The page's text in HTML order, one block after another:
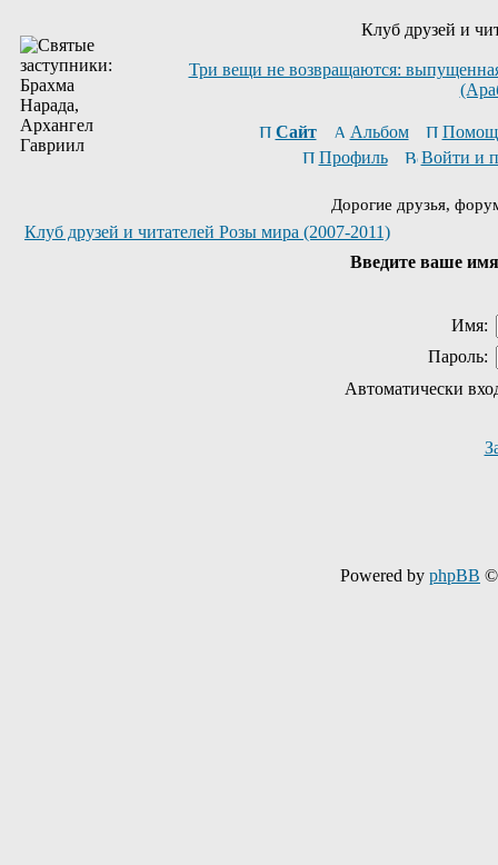
Клуб друзей и
Три вещи не возвращаются:
Сайт Альбом
Профиль
Войти и
Дорогие друзья,
Клуб друзей и читателей Розы мира (2007-2011)
Введите ваше
Имя:
Пароль:
Автоматически
Powered by phpBB ©